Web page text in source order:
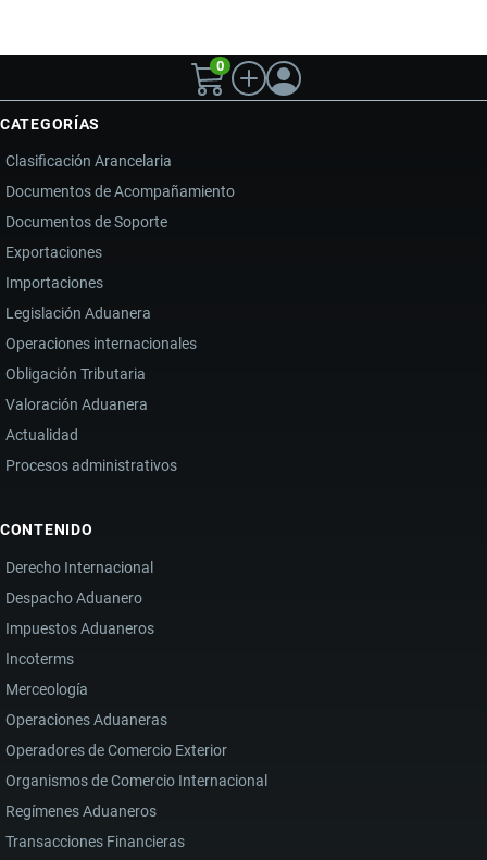
0
CATEGORÍAS
Clasificación Arancelaria
Documentos de Acompañamiento
Documentos de Soporte
Exportaciones
Importaciones
Legislación Aduanera
Operaciones internacionales
Obligación Tributaria
Valoración Aduanera
Actualidad
Procesos administrativos
CONTENIDO
Derecho Internacional
Despacho Aduanero
Impuestos Aduaneros
Incoterms
Merceología
Operaciones Aduaneras
Operadores de Comercio Exterior
Organismos de Comercio Internacional
Regímenes Aduaneros
Transacciones Financieras